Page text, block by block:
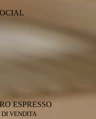
ESPRESSO
VENDITA